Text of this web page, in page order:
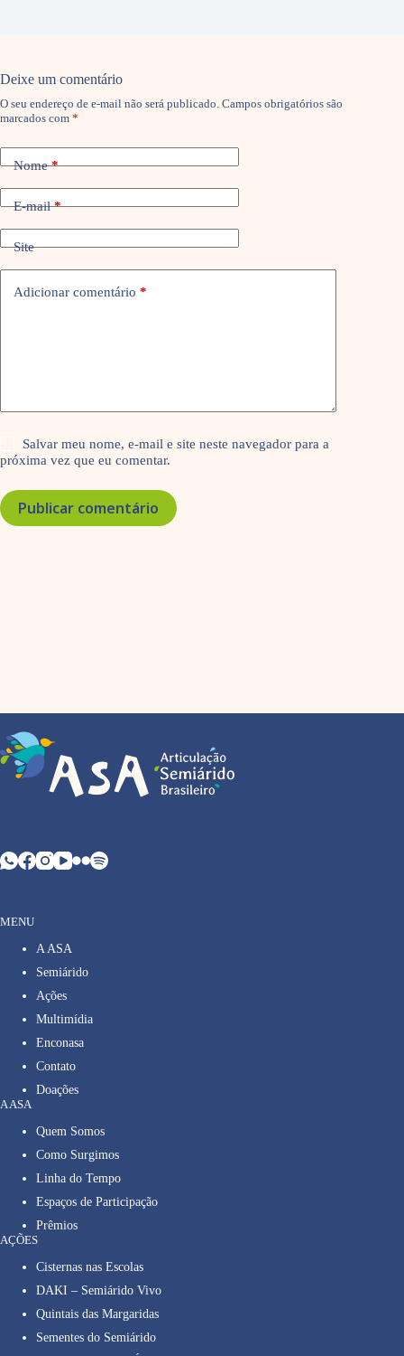
Deixe um comentário
O seu endereço de e-mail não será publicado. Campos obrigatórios são
marcados com *
Nome*
E-mail*
Site
Adicionar comentário *
Salvar meu nome, e-mail e site neste navegador para a
próxima vez que eu comentar.
Publicar comentário
MENU
A ASA
Semiárido
Ações
Multimídia
Enconasa
Contato
Doações
A ASA
Quem Somos
Como Surgimos
Linha do Tempo
Espaços de Participação
Prêmios
AÇÕES
Cisternas nas Escolas
DAKI – Semiárido Vivo
Quintais das Margaridas
Sementes do Semiárido